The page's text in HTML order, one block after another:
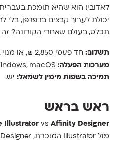
לאדובי) הוא שהיא תומכת בעברית
יכולת לערוך קבצים בדפדפן, בלי
תכלס, בעולם שאחרי הקורונה?
תשלום:חד פעמי 2,850 ₪, או מנוי ב־1,400 ₪ לשנה.
מערכות הפעלה:Windows, macOS.
תמיכה בשפות מימין לשמאל:יש.
ראש בראש
Illustrator vsAffinity Designer